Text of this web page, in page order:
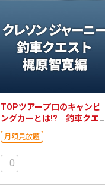
TOPツアープロのキャンピ
ングカーとは!? 釣車クエス
ト 梶原智寛編
月額見放題
0